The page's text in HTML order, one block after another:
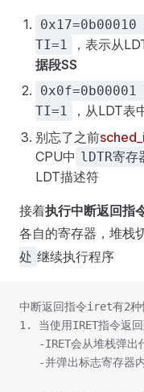
0x17=0b00010
TI=1
，表示从
据段SS
0x0f=0b00001
TI=1
，从LDT表
别忘了之前
CPU中 lDTR寄存
LDT描述符
接着执行中断返回指
各自的寄存器，堆栈
处 继续执行程序
中断返回指令iret有2种
1. 当使用IRET指令返回
-IRET会从堆栈弹出
-并弹出标志寄存器